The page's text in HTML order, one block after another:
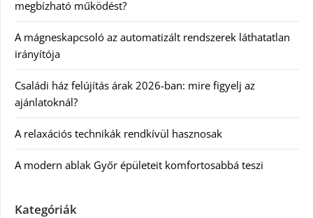
megbízható működést?
A mágneskapcsoló az automatizált rendszerek láthatatlan
irányítója
Családi ház felújítás árak 2026-ban: mire figyelj az
ajánlatoknál?
A relaxációs technikák rendkívül hasznosak
A modern ablak Győr épületeit komfortosabbá teszi
Kategóriák